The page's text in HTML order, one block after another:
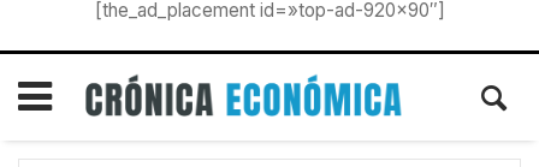
[the_ad_placement id=»top-ad-920×90″]